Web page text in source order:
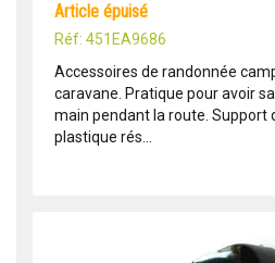
article épuisé
Réf: 451EA9686
Accessoires de randonnée
caravane. Pratique pour avoir
main pendant la route. Support
plastique rés...